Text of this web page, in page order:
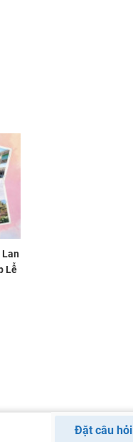
Lan
Lễ
Đặt câu hỏi